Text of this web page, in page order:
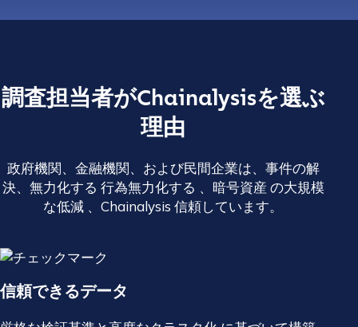
調査担当者がChainalysisを選ぶ
理由
政府機関、金融機関、および民間企業は、事件の解
決、無力化する 行為無力化する 、暗号資産 の大規模
な低減 、Chainalysis 信頼しています。
信頼できるデータ